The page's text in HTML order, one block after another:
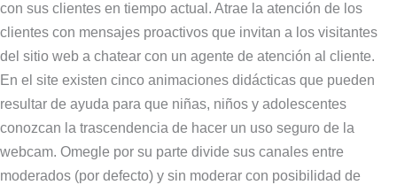
con sus clientes en tiempo actual. Atrae la atención de los
clientes con mensajes proactivos que invitan a los visitantes
del sitio web a chatear con un agente de atención al cliente.
En el site existen cinco animaciones didácticas que pueden
resultar de ayuda para que niñas, niños y adolescentes
conozcan la trascendencia de hacer un uso seguro de la
webcam. Omegle por su parte divide sus canales entre
moderados (por defecto) y sin moderar con posibilidad de